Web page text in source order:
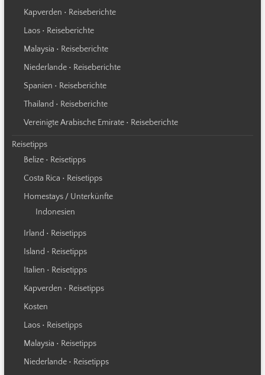
Kapverden • Reiseberichte
Laos • Reiseberichte
Malaysia • Reiseberichte
Niederlande • Reiseberichte
Spanien • Reiseberichte
Thailand • Reiseberichte
Vereinigte Arabische Emirate • Reiseberichte
Reisetipps
Belize • Reisetipps
Costa Rica • Reisetipps
Homestays / Unterkünfte
Indonesien
Irland • Reisetipps
Island • Reisetipps
Italien • Reisetipps
Kapverden • Reisetipps
Kosten
Laos • Reisetipps
Malaysia • Reisetipps
Niederlande • Reisetipps